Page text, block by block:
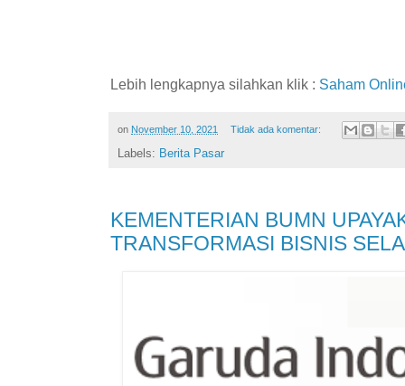
Lebih lengkapnya silahkan klik : Saham
on November 10, 2021 Tidak ada komentar:
Labels: Berita Pasar
KEMENTERIAN BUMN
TRANSFORMASI BISNIS